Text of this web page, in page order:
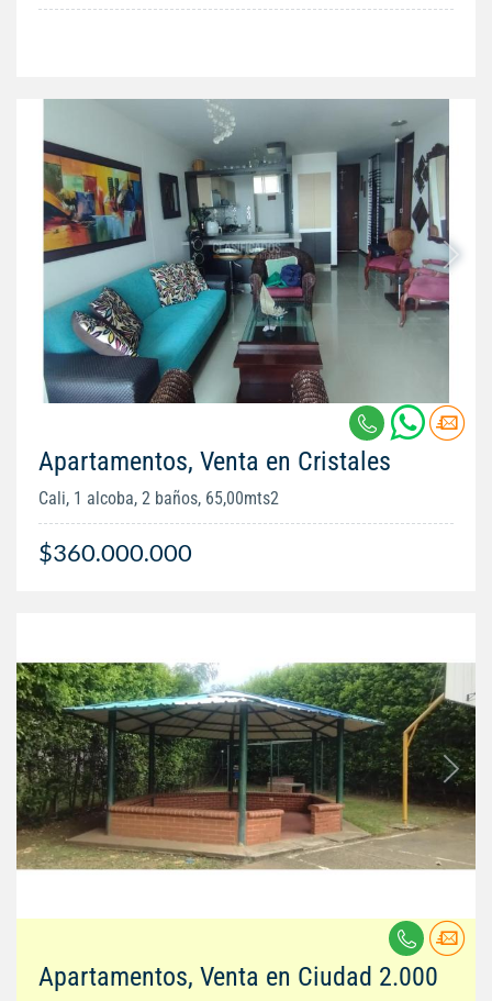
Apartamentos, Venta en Cristales
Cali, 1 alcoba, 2 baños, 65,00mts2
$360.000.000
Apartamentos, Venta en Ciudad 2.000